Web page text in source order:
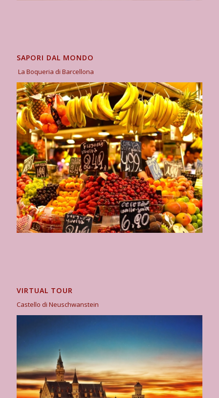
SAPORI DAL MONDO
La Boqueria di Barcellona
VIRTUAL TOUR
Castello di Neuschwanstein